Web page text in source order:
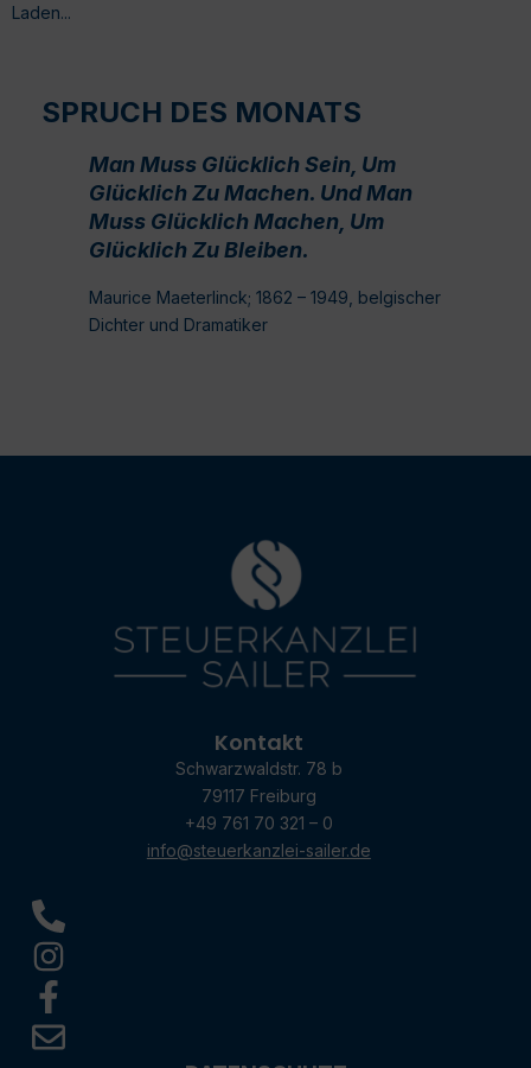
Laden...
SPRUCH DES MONATS
Man Muss Glücklich Sein, Um
Glücklich Zu Machen. Und Man
Muss Glücklich Machen, Um
Glücklich Zu Bleiben.
Maurice Maeterlinck; 1862 – 1949, belgischer
Dichter und Dramatiker
Kontakt
Schwarzwaldstr. 78 b
79117 Freiburg
+49 761 70 321 – 0
info@steuerkanzlei-sailer.de